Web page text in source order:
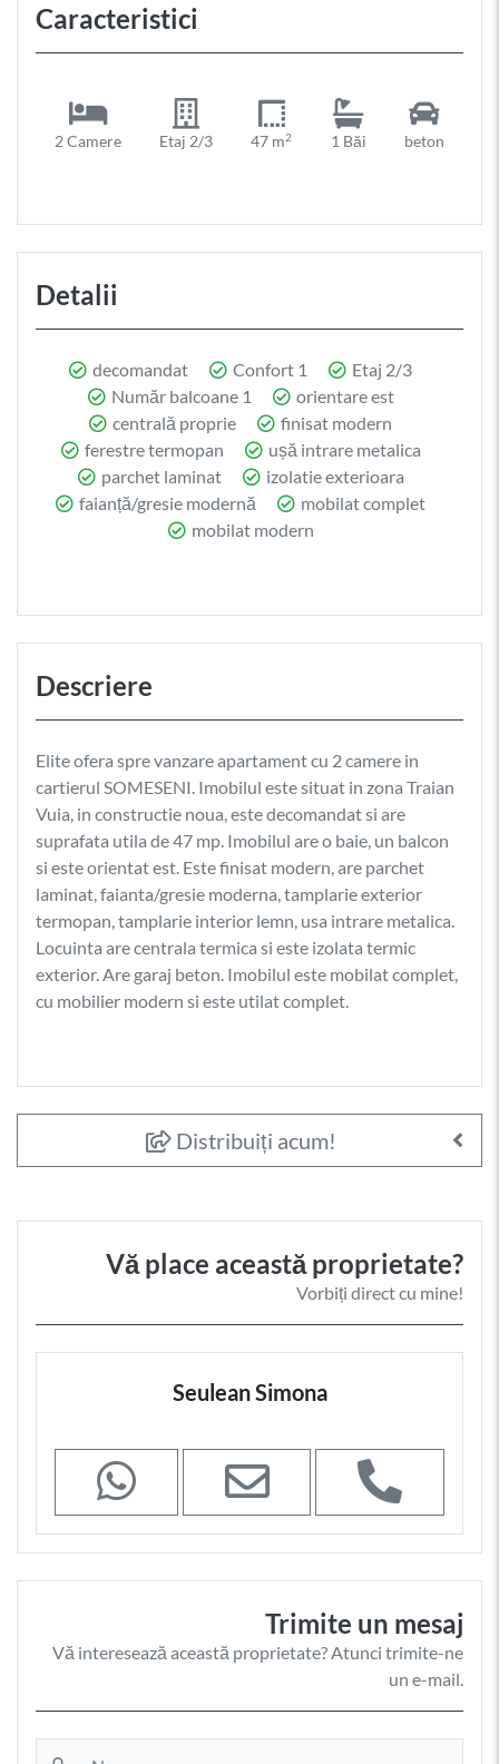
Caracteristici
2 Camere Etaj 2/3 47 m2 1 Băi beton
Detalii
decomandat Confort 1
Etaj 2/3
Număr balcoane 1
orientare est
centrală proprie
finisat modern
ferestre termopan
ușă intrare metalica
parchet laminat
izolatie exterioara
faianță/gresie modernă
mobilat complet
mobilat modern
Descriere
Elite ofera spre vanzare apartament cu 2 camere in
cartierul SOMESENI. Imobilul este situat in zona Traian
Vuia, in constructie noua, este decomandat si are
suprafata utila de 47 mp. Imobilul are o baie, un balcon
si este orientat est. Este finisat modern, are parchet
laminat, faianta/gresie moderna, tamplarie exterior
termopan, tamplarie interior lemn, usa intrare metalica.
Locuinta are centrala termica si este izolata termic
exterior. Are garaj beton. Imobilul este mobilat complet,
cu mobilier modern si este utilat complet.
Distribuiți acum!
Vă place această proprietate?
Vorbiți direct cu mine!
Seulean Simona
Trimite un mesaj
Vă interesează această proprietate? Atunci trimite-ne
un e-mail.